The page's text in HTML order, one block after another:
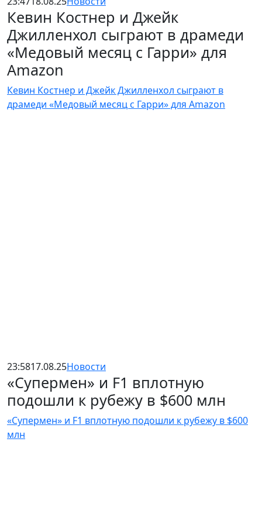
Кевин Костнер и Джейк
Джилленхол сыграют в драмеди
«Медовый месяц с Гарри» для
Amazon
Кевин Костнер и Джейк Джилленхол сыграют в
драмеди «Медовый месяц с Гарри» для Amazon
23:5817.08.25Новости
«Супермен» и F1 вплотную
подошли к рубежу в $600 млн
«Супермен» и F1 вплотную подошли к рубежу в $600
млн